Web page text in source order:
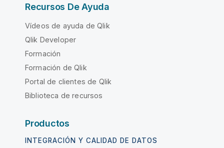
Recursos De Ayuda
Vídeos de ayuda de Qlik
Qlik Developer
Formación
Formación de Qlik
Portal de clientes de Qlik
Biblioteca de recursos
Productos
INTEGRACIÓN Y CALIDAD DE DATOS